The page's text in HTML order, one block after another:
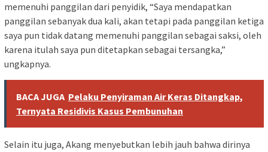
memenuhi panggilan dari penyidik, “Saya mendapatkan
panggilan sebanyak dua kali, akan tetapi pada panggilan ketiga
saya pun tidak datang‎ memenuhi panggilan sebagai saksi, oleh
karena itulah saya pun ditetapkan sebagai tersangka,”
ungkapnya.
BACA JUGA Pelaku Penyiraman Air Keras Ditangkap,
Ternyata Residivis Kasus Pembunuhan
Selain itu juga, Akang menyebutkan lebih jauh bahwa dirinya